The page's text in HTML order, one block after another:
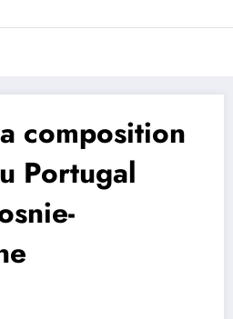
Trivela
L'actualité du football
composition
Portugal